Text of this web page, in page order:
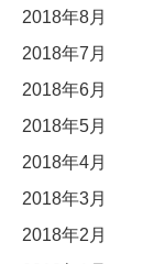
2018年8月
2018年7月
2018年6月
2018年5月
2018年4月
2018年3月
2018年2月